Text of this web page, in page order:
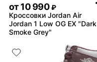
от10 990 ₽
Кроссовки Jordan Air
Jordan 1 Low OG EX "Dark
Smoke Grey"